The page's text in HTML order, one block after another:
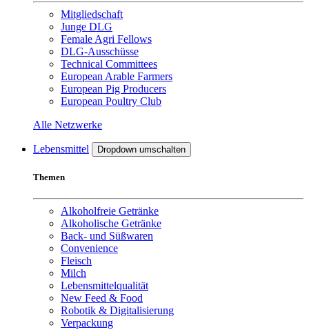
Mitgliedschaft
Junge DLG
Female Agri Fellows
DLG-Ausschüsse
Technical Committees
European Arable Farmers
European Pig Producers
European Poultry Club
Alle Netzwerke
Lebensmittel Dropdown umschalten
Themen
Alkoholfreie Getränke
Alkoholische Getränke
Back- und Süßwaren
Convenience
Fleisch
Milch
Lebensmittelqualität
New Feed & Food
Robotik & Digitalisierung
Verpackung